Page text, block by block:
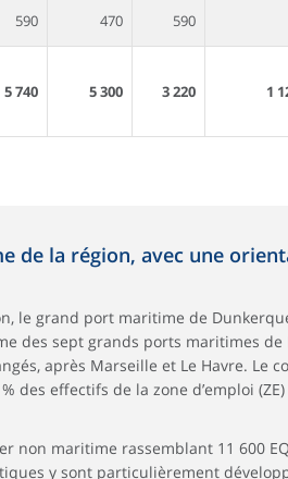
590 470 590
5 740 5 300 3 220 1
de la région, avec une
le grand port maritime de
des sept grands ports maritimes de
après Marseille et Le Havre. Le
des effectifs de la zone d’emploi
non maritime rassemblant 11 600
y sont particulièrement